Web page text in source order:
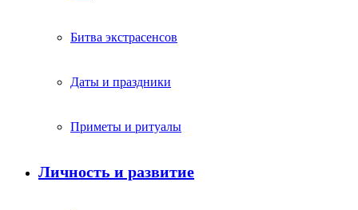
Битва экстрасенсов
Даты и праздники
Приметы и ритуалы
Личность и развитие